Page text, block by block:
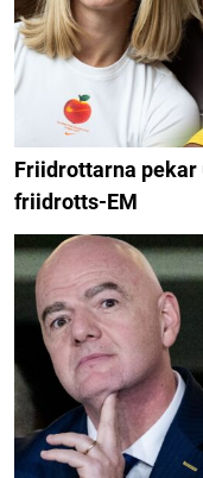
Friidrottarna pekar
friidrotts-EM